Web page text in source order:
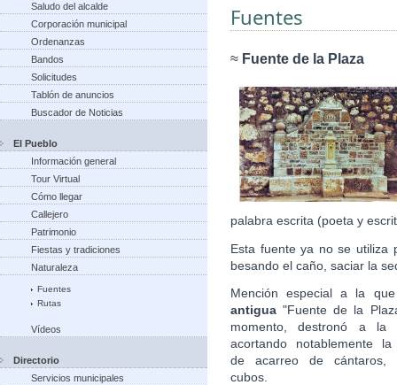
Saludo del alcalde
Corporación municipal
Ordenanzas
Bandos
Solicitudes
Tablón de anuncios
Buscador de Noticias
El Pueblo
Información general
Tour Virtual
Cómo llegar
Callejero
Patrimonio
Fiestas y tradiciones
Naturaleza
Fuentes
Rutas
Vídeos
Directorio
Servicios municipales
Fuentes
≈ Fuente de la Plaza
palabra escrita (poeta y
Esta fuente ya no se utiliza
besando el caño, saciar la
Mención especial a la
antigua "Fuente de la
momento, destronó a la
acortando notablemente la
de acarreo de cántaros,
cubos.